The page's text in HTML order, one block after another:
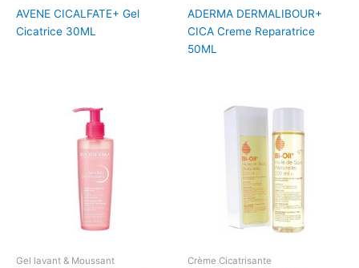
AVENE CICALFATE+ Gel
Cicatrice 30ML
ADERMA DERMALIBOUR+
CICA Creme Reparatrice
50ML
Gel lavant & Moussant Crème Cicatrisante